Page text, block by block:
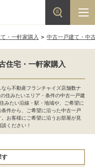
・一軒家購入 中古一戸建て・中
住宅・一軒家購入
ら不動産フランチャイズ店舗数ナ
住みたいエリア・条件の中古一戸建
みたい沿線・駅・地域や、ご希望に
件から、ご希望に沿った中古一戸
お客様にご希望に沿うお部屋が見
ください！
す